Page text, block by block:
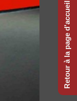
Retour à la page d'accueil